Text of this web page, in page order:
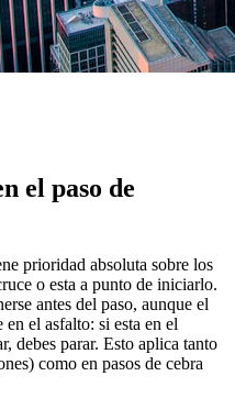
el paso de
prioridad absoluta sobre los
o esta a punto de iniciarlo.
antes del paso, aunque el
el asfalto: si esta en el
debes parar. Esto aplica tanto
como en pasos de cebra